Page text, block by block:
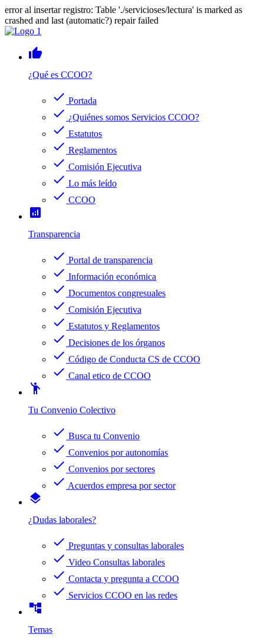
error al insertar registro: Table './servicioses/lectura' is marked as
crashed and last (automatic?) repair failed
thumb_up
¿Qué es CCOO?
check Portada
check ¿Quiénes somos Servicios CCOO?
check Estatutos
check Reglamentos
check Comisión Ejecutiva
check Lo más leído
check CCOO
analytics
Transparencia
check Portal de transparencia
check Información económica
check Documentos congresuales
check Comisión Ejecutiva
check Estatutos y Reglamentos
check Decisiones de los órganos
check Código de Conducta CS de CCOO
check Canal etico de CCOO
emoji_people
Tu Convenio Colectivo
check Busca tu Convenio
check Convenios por autonomías
check Convenios por sectores
check Acuerdos empresa por sector
layers
¿Dudas laborales?
check Preguntas y consultas laborales
check Video Consultas laborales
check Contacta y pregunta a CCOO
check Servicios CCOO en las redes
account_tree
Temas